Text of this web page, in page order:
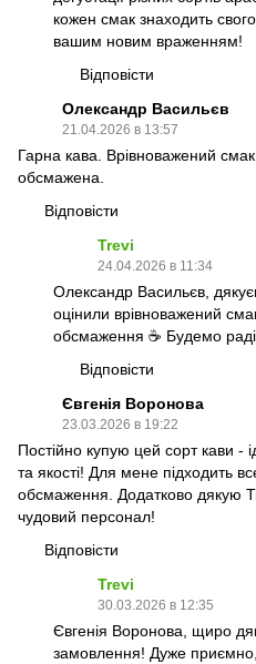
кожен смак знаходить
вашим новим враженням!
Відповісти
Олександр Васильєв
21.04.2026 в 13:57
Гарна кава. Врівноважений
обсмажена.
Відповісти
Trevi
24.04.2026 в 11:34
Олександр Васильєв,
оцінили врівноважений
обсмаження ☕️ Будемо
Відповісти
Євгенія Воронова
23.03.2026 в 19:22
Постійно купую цей сорт кави -
та якості! Для мене підходить
обсмаження. Додатково дякую
чудовий персонал!
Відповісти
Trevi
30.03.2026 в 12:35
Євгенія Воронова, щиро
замовлення! Дуже